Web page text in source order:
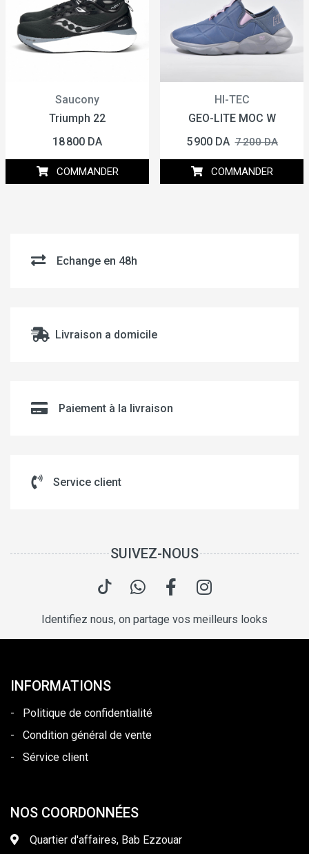
Saucony
Triumph 22
18 800 DA
COMMANDER
HI-TEC
GEO-LITE MOC W
5 900 DA 7 200 DA
COMMANDER
Echange en 48h
Livraison a domicile
Paiement à la livraison
Service client
SUIVEZ-NOUS
Identifiez nous, on partage vos meilleurs looks
INFORMATIONS
-
Politique de confidentialité
-
Condition général de vente
-
Sérvice client
NOS COORDONNÉES
Quartier d'affaires, Bab Ezzouar